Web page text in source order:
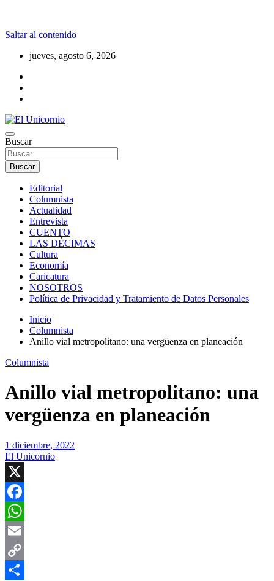
Saltar al contenido
jueves, agosto 6, 2026
El Unicornio
La realidad supera la fantasía
Buscar
Buscar
Editorial
Columnista
Actualidad
Entrevista
CUENTO
LAS DÉCIMAS
Cultura
Economía
Caricatura
NOSOTROS
Política de Privacidad y Tratamiento de Datos Personales
Inicio
Columnista
Anillo vial metropolitano: una vergüenza en planeación
Columnista
Anillo vial metropolitano: una
vergüenza en planeación
1 diciembre, 2022
El Unicornio
X
Facebook
WhatsApp
Email
Copy